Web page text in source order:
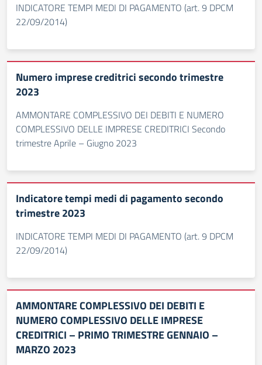
INDICATORE TEMPI MEDI DI PAGAMENTO (art. 9 DPCM
22/09/2014)
Numero imprese creditrici secondo trimestre
2023
AMMONTARE COMPLESSIVO DEI DEBITI E NUMERO
COMPLESSIVO DELLE IMPRESE CREDITRICI Secondo
trimestre Aprile – Giugno 2023
Indicatore tempi medi di pagamento secondo
trimestre 2023
INDICATORE TEMPI MEDI DI PAGAMENTO (art. 9 DPCM
22/09/2014)
AMMONTARE COMPLESSIVO DEI DEBITI E
NUMERO COMPLESSIVO DELLE IMPRESE
CREDITRICI – PRIMO TRIMESTRE GENNAIO –
MARZO 2023